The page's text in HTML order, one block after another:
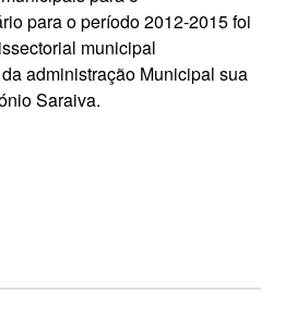
para o período 2012-2015 foi
municipal
administração Municipal sua
Saraiva.